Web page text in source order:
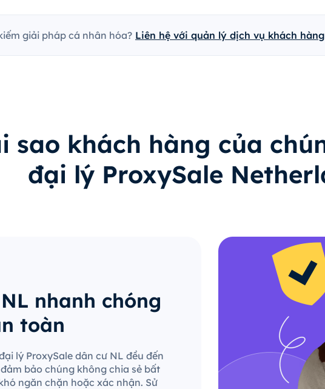
giải pháp cá nhân hóa? Liên hệ với quản lý dịch vụ khách
sao khách hàng của
đại lý ProxySale
nhanh chóng
toàn
lý ProxySale dân cư NL đều đến
bảo chúng không chia sẻ bất
ngăn chặn hoặc xác nhận. Sử